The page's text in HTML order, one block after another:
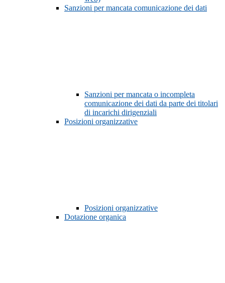
Sanzioni per mancata comunicazione dei dati
Sanzioni per mancata o incompleta
comunicazione dei dati da parte dei titolari
di incarichi dirigenziali
Posizioni organizzative
Posizioni organizzative
Dotazione organica